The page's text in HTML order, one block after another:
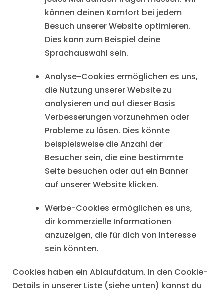
können deinen Komfort bei jedem
Besuch unserer Website optimieren.
Dies kann zum Beispiel deine
Sprachauswahl sein.
Analyse-Cookies ermöglichen es uns,
die Nutzung unserer Website zu
analysieren und auf dieser Basis
Verbesserungen vorzunehmen oder
Probleme zu lösen. Dies könnte
beispielsweise die Anzahl der
Besucher sein, die eine bestimmte
Seite besuchen oder auf ein Banner
auf unserer Website klicken.
Werbe-Cookies ermöglichen es uns,
dir kommerzielle Informationen
anzuzeigen, die für dich von Interesse
sein könnten.
Cookies haben ein Ablaufdatum. In den Cookie-
Details in unserer Liste (siehe unten) kannst du